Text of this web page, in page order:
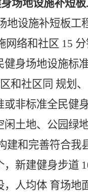
场地设施补短板
地设施补短板
络和社区 15 分
健身场地设施标
和社区同 规划
非标准全民健身
闲土地、公园绿
建和完善符合我
，新建健身步道
人均体 育场地